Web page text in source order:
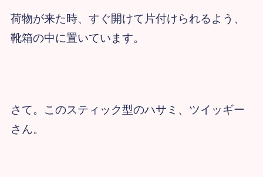
荷物が来た時、すぐ開けて片付けられるよう、
靴箱の中に置いています。
さて。このスティック型のハサミ、ツイッギー
さん。